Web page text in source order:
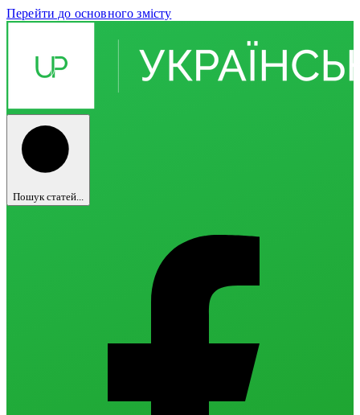
Перейти до основного змісту
Пошук статей...